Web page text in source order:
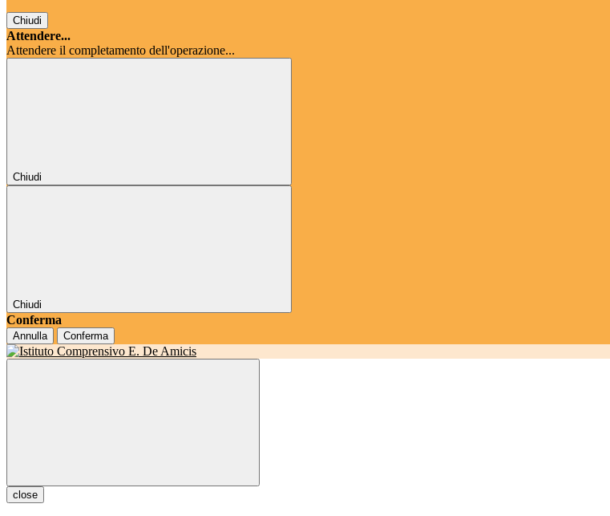
Chiudi
Attendere...
Attendere il completamento dell'operazione...
Chiudi
Chiudi
Conferma
Annulla Conferma
close